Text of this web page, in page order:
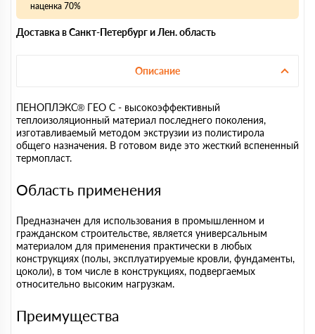
наценка 70%
Доставка в Санкт-Петербург и Лен. область
Описание
ПЕНОПЛЭКС® ГЕО С - высокоэффективный
теплоизоляционный материал последнего поколения,
изготавливаемый методом экструзии из полистирола
общего назначения. В готовом виде это жесткий вспененный
термопласт.
Область применения
Предназначен для использования в промышленном и
гражданском строительстве, является универсальным
материалом для применения практически в любых
конструкциях (полы, эксплуатируемые кровли, фундаменты,
цоколи), в том числе в конструкциях, подвергаемых
относительно высоким нагрузкам.
Преимущества